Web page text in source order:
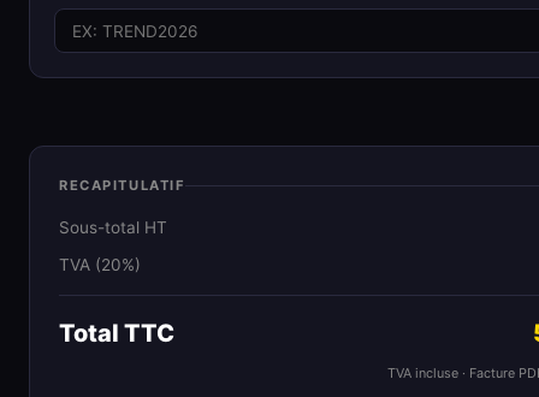
RECAPITULATIF
Sous-total HT
TVA (20%)
Total TTC
TVA incluse · Facture